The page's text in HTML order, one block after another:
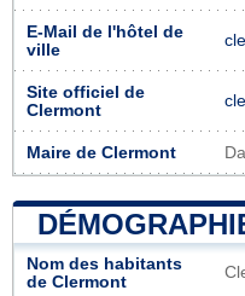
E-Mail de l'hôtel de
ville
Site officiel de
Clermont
Maire de Clermont
Nom des habitants
de Clermont